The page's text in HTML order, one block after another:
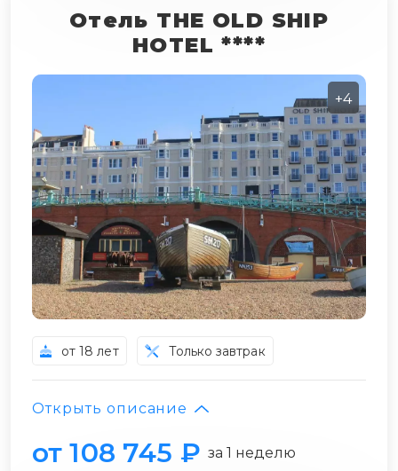
Отель THE OLD SHIP
HOTEL ****
+4
от 18 лет Только завтрак
Открыть описание
от 108 745 ₽ за 1 неделю